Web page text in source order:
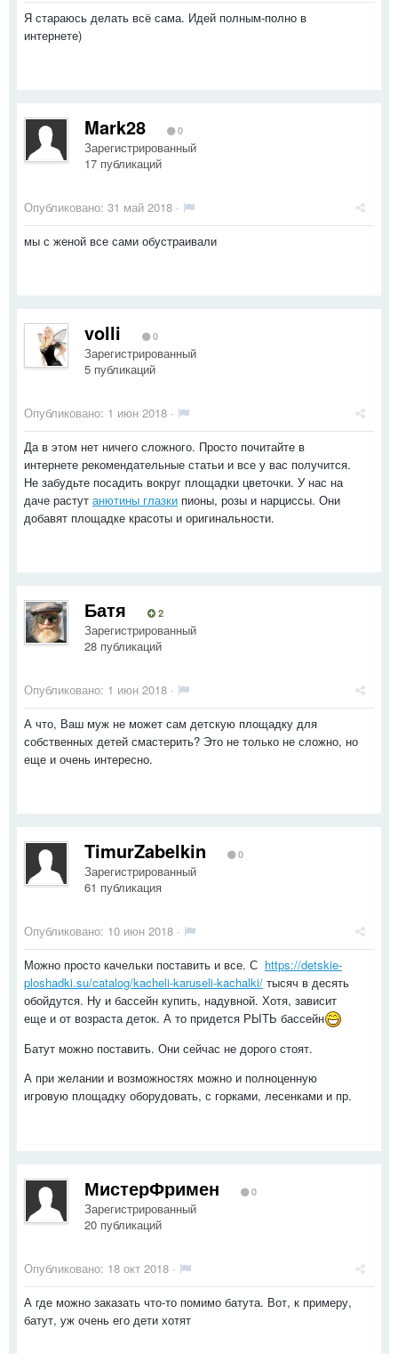
Я стараюсь делать всё сама. Идей полным-полно в
интернете)
Mark28 0
Зарегистрированный
17 публикаций
Опубликовано: 31 май 2018 ·
мы с женой все сами обустраивали
volli 0
Зарегистрированный
5 публикаций
Опубликовано: 1 июн 2018 ·
Да в этом нет ничего сложного. Просто почитайте в
интернете рекомендательные статьи и все у вас получится.
Не забудьте посадить вокруг площадки цветочки. У нас на
даче растут анютины глазки пионы, розы и нарциссы. Они
добавят площадке красоты и оригинальности.
Батя 2
Зарегистрированный
28 публикаций
Опубликовано: 1 июн 2018 ·
А что, Ваш муж не может сам детскую площадку для
собственных детей смастерить? Это не только не сложно, но
еще и очень интересно.
TimurZabelkin 0
Зарегистрированный
61 публикация
Опубликовано: 10 июн 2018 ·
Можно просто качельки поставить и все. С https://detskie-
ploshadki.su/catalog/kacheli-karuseli-kachalki/ тысяч в десять
обойдутся. Ну и бассейн купить, надувной. Хотя, зависит
еще и от возраста деток. А то придется РЫТЬ бассейн
Батут можно поставить. Они сейчас не дорого стоят.
А при желании и возможностях можно и полноценную
игровую площадку оборудовать, с горками, лесенками и пр.
МистерФримен 0
Зарегистрированный
20 публикаций
Опубликовано: 18 окт 2018 ·
А где можно заказать что-то помимо батута. Вот, к примеру,
батут, уж очень его дети хотят